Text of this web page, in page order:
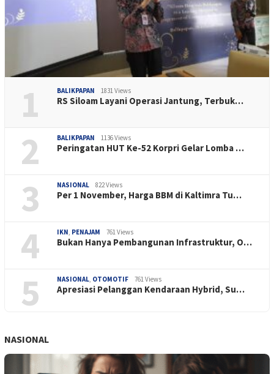
1 BALIKPAPAN 1831 Views
RS Siloam Layani Operasi Jantung, Terbuk…
2 BALIKPAPAN 1136 Views
Peringatan HUT Ke-52 Korpri Gelar Lomba …
3 NASIONAL 822 Views
Per 1 November, Harga BBM di Kaltimra Tu…
4 IKN PENAJAM 761 Views
Bukan Hanya Pembangunan Infrastruktur, O…
5 NASIONAL OTOMOTIF 761 Views
Apresiasi Pelanggan Kendaraan Hybrid, Su…
NASIONAL